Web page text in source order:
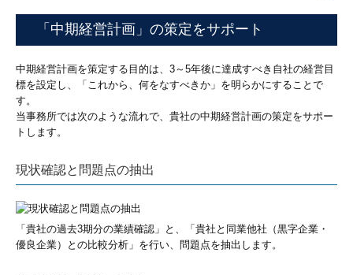
募集要項
お問合せ
「中期経営計画」の策定をサポート
中期経営計画を策定する目的は、3～5年後に達成すべき自社の経営目
標を設定し、「これから、何をなすべきか」を明らかにすることで
す。
当事務所では次のような流れで、貴社の中期経営計画の策定をサポー
トします。
現状確認と問題点の抽出
「貴社の過去3期分の業績確認」と、「貴社と同業他社（黒字企業・
優良企業）との比較分析」を行い、問題点を抽出します。